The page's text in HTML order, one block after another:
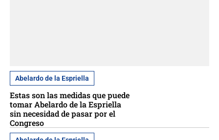
Abelardo de la Espriella
Estas son las medidas que puede
tomar Abelardo de la Espriella
sin necesidad de pasar por el
Congreso